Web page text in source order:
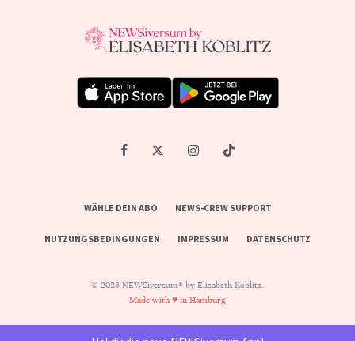
WÄHLE DEIN ABO NEWS-CREW SUPPORT
NUTZUNGSBEDINGUNGEN IMPRESSUM DATENSCHUTZ
© 2026 NEWSiversum® by Elisabeth Koblitz.
Made with ♥ in Hamburg